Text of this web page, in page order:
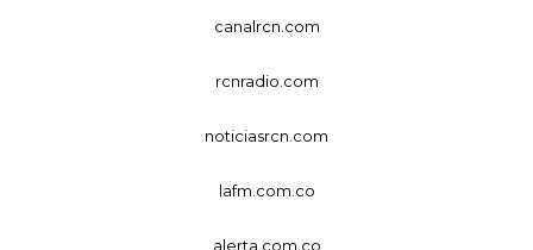
canalrcn.com
rcnradio.com
noticiasrcn.com
lafm.com.co
alerta.com.co